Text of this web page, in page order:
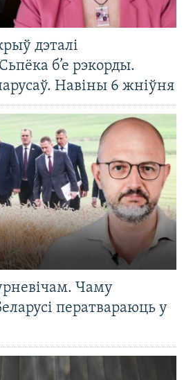
дэталі
б’е рэкорды.
Навіны 6 жніўня
Чаму
ператвараюць у